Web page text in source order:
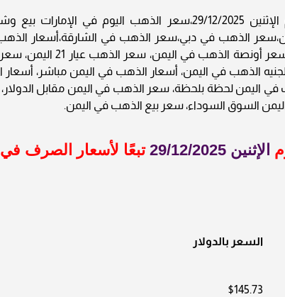
أسعار الذهب في الإمارات اليوم الإثنين 29/12/2025،سعر الذهب اليوم
الذهب في دبي،سعر الذهب في الشارقة،أسعار
اليمن، سعر الجنيه الذهب في اليمن، أسعار الذهب في اليمن مباشر،
في اليمن لحظة بلحظة، سعر الذهب في اليمن مقابل
السوق السوداء، سعر بيع الذهب في اليمن.
الإثنين 29/12/2025 تبعًا لأسعار الصرف في
السعر بالدولار
$145.73